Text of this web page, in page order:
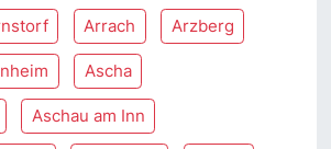
Arrach Arzberg
Ascha
Aschau am Inn